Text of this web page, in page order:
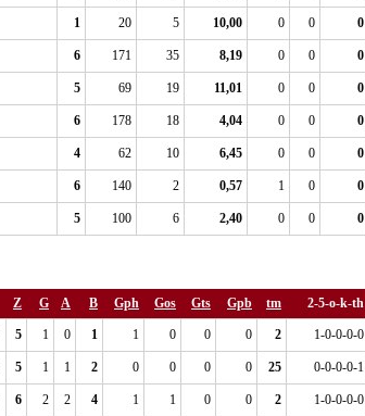
1 20 5 10,00 0 0 0
6 171 35 8,19 0 0 0
5 69 19 11,01 0 0 0
6 178 18 4,04 0 0 0
4 62 10 6,45 0 0 0
6 140 2 0,57 1 0 0
5 100 6 2,40 0 0 0
Z G A B Gph Gos Gts Gpb tm 2-5-o-k-th
5 1 0 1 1 0 0 0 2 1-0-0-0-0
5 1 1 2 0 0 0 0 25 0-0-0-0-1
6 2 2 4 1 1 0 0 2 1-0-0-0-0